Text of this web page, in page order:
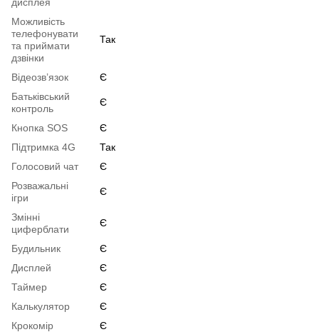
Можливість
телефонувати
та приймати
дзвінки
Так
Відеозв’язок
Є
Батьківський
контроль
Є
Кнопка SOS
Є
Підтримка 4G
Так
Голосовий чат
Є
Розважальні
ігри
Є
Змінні
циферблати
Є
Будильник
Є
Дисплей
Є
Таймер
Є
Калькулятор
Є
Крокомір
Є